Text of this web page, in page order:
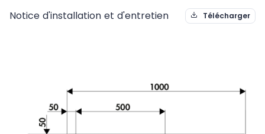
Notice d'installation et d'entretien Télécharger